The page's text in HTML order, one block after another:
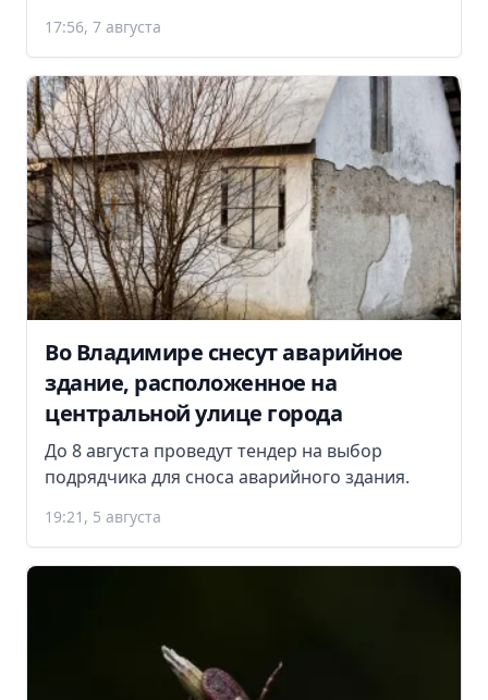
17:56, 7 августа
Во Владимире снесут аварийное
здание, расположенное на
центральной улице города
До 8 августа проведут тендер на выбор
подрядчика для сноса аварийного здания.
19:21, 5 августа